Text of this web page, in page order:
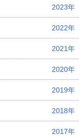
2023年
2022年
2021年
2020年
2019年
2018年
2017年